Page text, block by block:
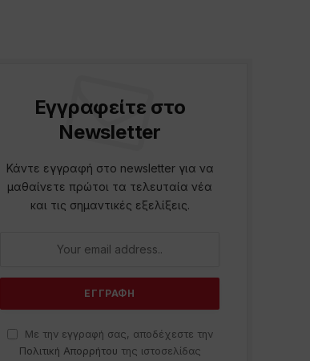
Εγγραφείτε στο
Newsletter
Κάντε εγγραφή στο newsletter για να
μαθαίνετε πρώτοι τα τελευταία νέα
και τις σημαντικές εξελίξεις.
Με την εγγραφή σας, αποδέχεστε την
Πολιτική Απορρήτου της ιστοσελίδας